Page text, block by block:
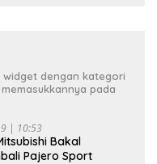
dengan kategori
pada
| 10:53
Bakal
Pajero Sport